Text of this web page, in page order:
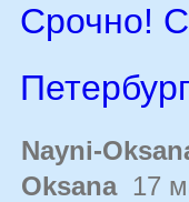
Срочно!
Nayni-
Oksana17